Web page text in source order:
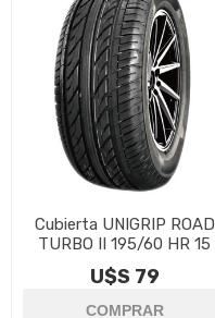
Cubierta UNIGRIP ROAD
TURBO II 195/60 HR 15
U$S 79